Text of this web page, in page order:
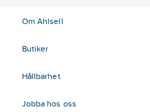
Om Ahlsell
Butiker
Hållbarhet
Jobba hos oss